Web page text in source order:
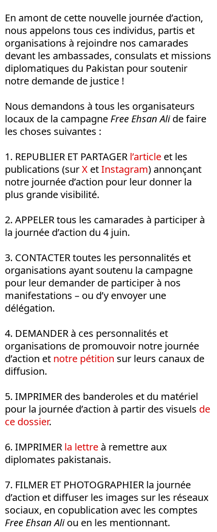
En amont de cette nouvelle journée d’action,
nous appelons tous ces individus, partis et
organisations à rejoindre nos camarades
devant les ambassades, consulats et missions
diplomatiques du Pakistan pour soutenir
notre demande de justice !
Nous demandons à tous les organisateurs
locaux de la campagne Free Ehsan Alide faire
les choses suivantes :
1. REPUBLIER ET PARTAGER l’article et les
publications (surX etInstagram) annonçant
notre journée d’action pour leur donner la
plus grande visibilité.
2. APPELER tous les camarades à participer à
la journée d’action du 4 juin.
3. CONTACTER toutes les personnalités et
organisations ayant soutenu la campagne
pour leur demander de participer à nos
manifestations – ou d’y envoyer une
délégation.
4. DEMANDER à ces personnalités et
organisations de promouvoir notre journée
d’action et notre pétition sur leurs canaux de
diffusion.
5. IMPRIMER des banderoles et du matériel
pour la journée d’action à partir des visuels de
ce dossier.
6. IMPRIMER la lettre à remettre aux
diplomates pakistanais.
7. FILMER ET PHOTOGRAPHIER la journée
d’action et diffuser les images sur les réseaux
sociaux, en copublication avec les comptes
Free Ehsan Aliou en les mentionnant.